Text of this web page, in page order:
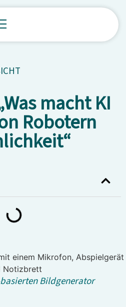
macht KI
Robotern
Bildgenerator